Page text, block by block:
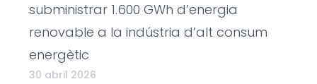
subministrar 1.600 GWh d’energia
renovable a la indústria d’alt consum
energètic
30 abril 2026